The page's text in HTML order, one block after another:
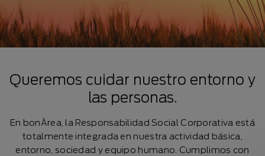
Queremos cuidar nuestro entorno y
las personas.
En bonÀrea, la Responsabilidad Social Corporativa está
totalmente integrada en nuestra actividad básica,
entorno, sociedad y equipo humano. Cumplimos con